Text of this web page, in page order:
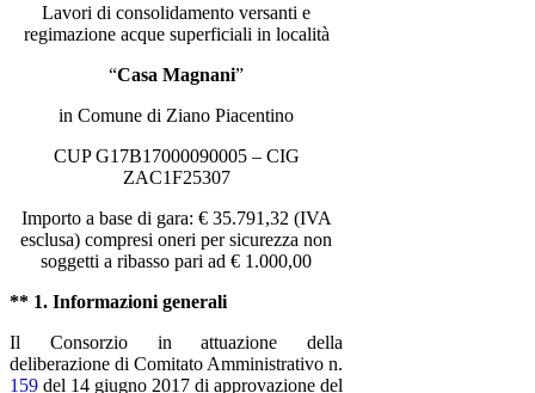
Lavori di consolidamento versanti e
regimazione acque superficiali in località
“Casa Magnani”
in Comune di Ziano Piacentino
CUP G17B17000090005 – CIG
ZAC1F25307
Importo a base di gara: € 35.791,32 (IVA
esclusa) compresi oneri per sicurezza non
soggetti a ribasso pari ad € 1.000,00
** 1. Informazioni generali
Il Consorzio in attuazione della
deliberazione di Comitato Amministrativo n.
159 del 14 giugno 2017 di approvazione del